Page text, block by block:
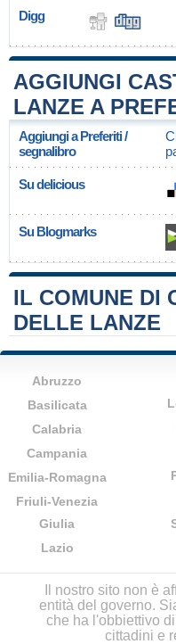
Digg
AGGIUNGI
LANZE A
Aggiungi a Preferiti /
segnalibro
Su delicious
Su Blogmarks
IL COMUNE DI
DELLE LANZE
Abruzzo
Basilicata
Calabria
Campania
Emilia-Romagna
Friuli-Venezia
Giulia
Lazio
Il nostro sito non è
entità del governo.
che ha l'obbiettivo
cittadini e